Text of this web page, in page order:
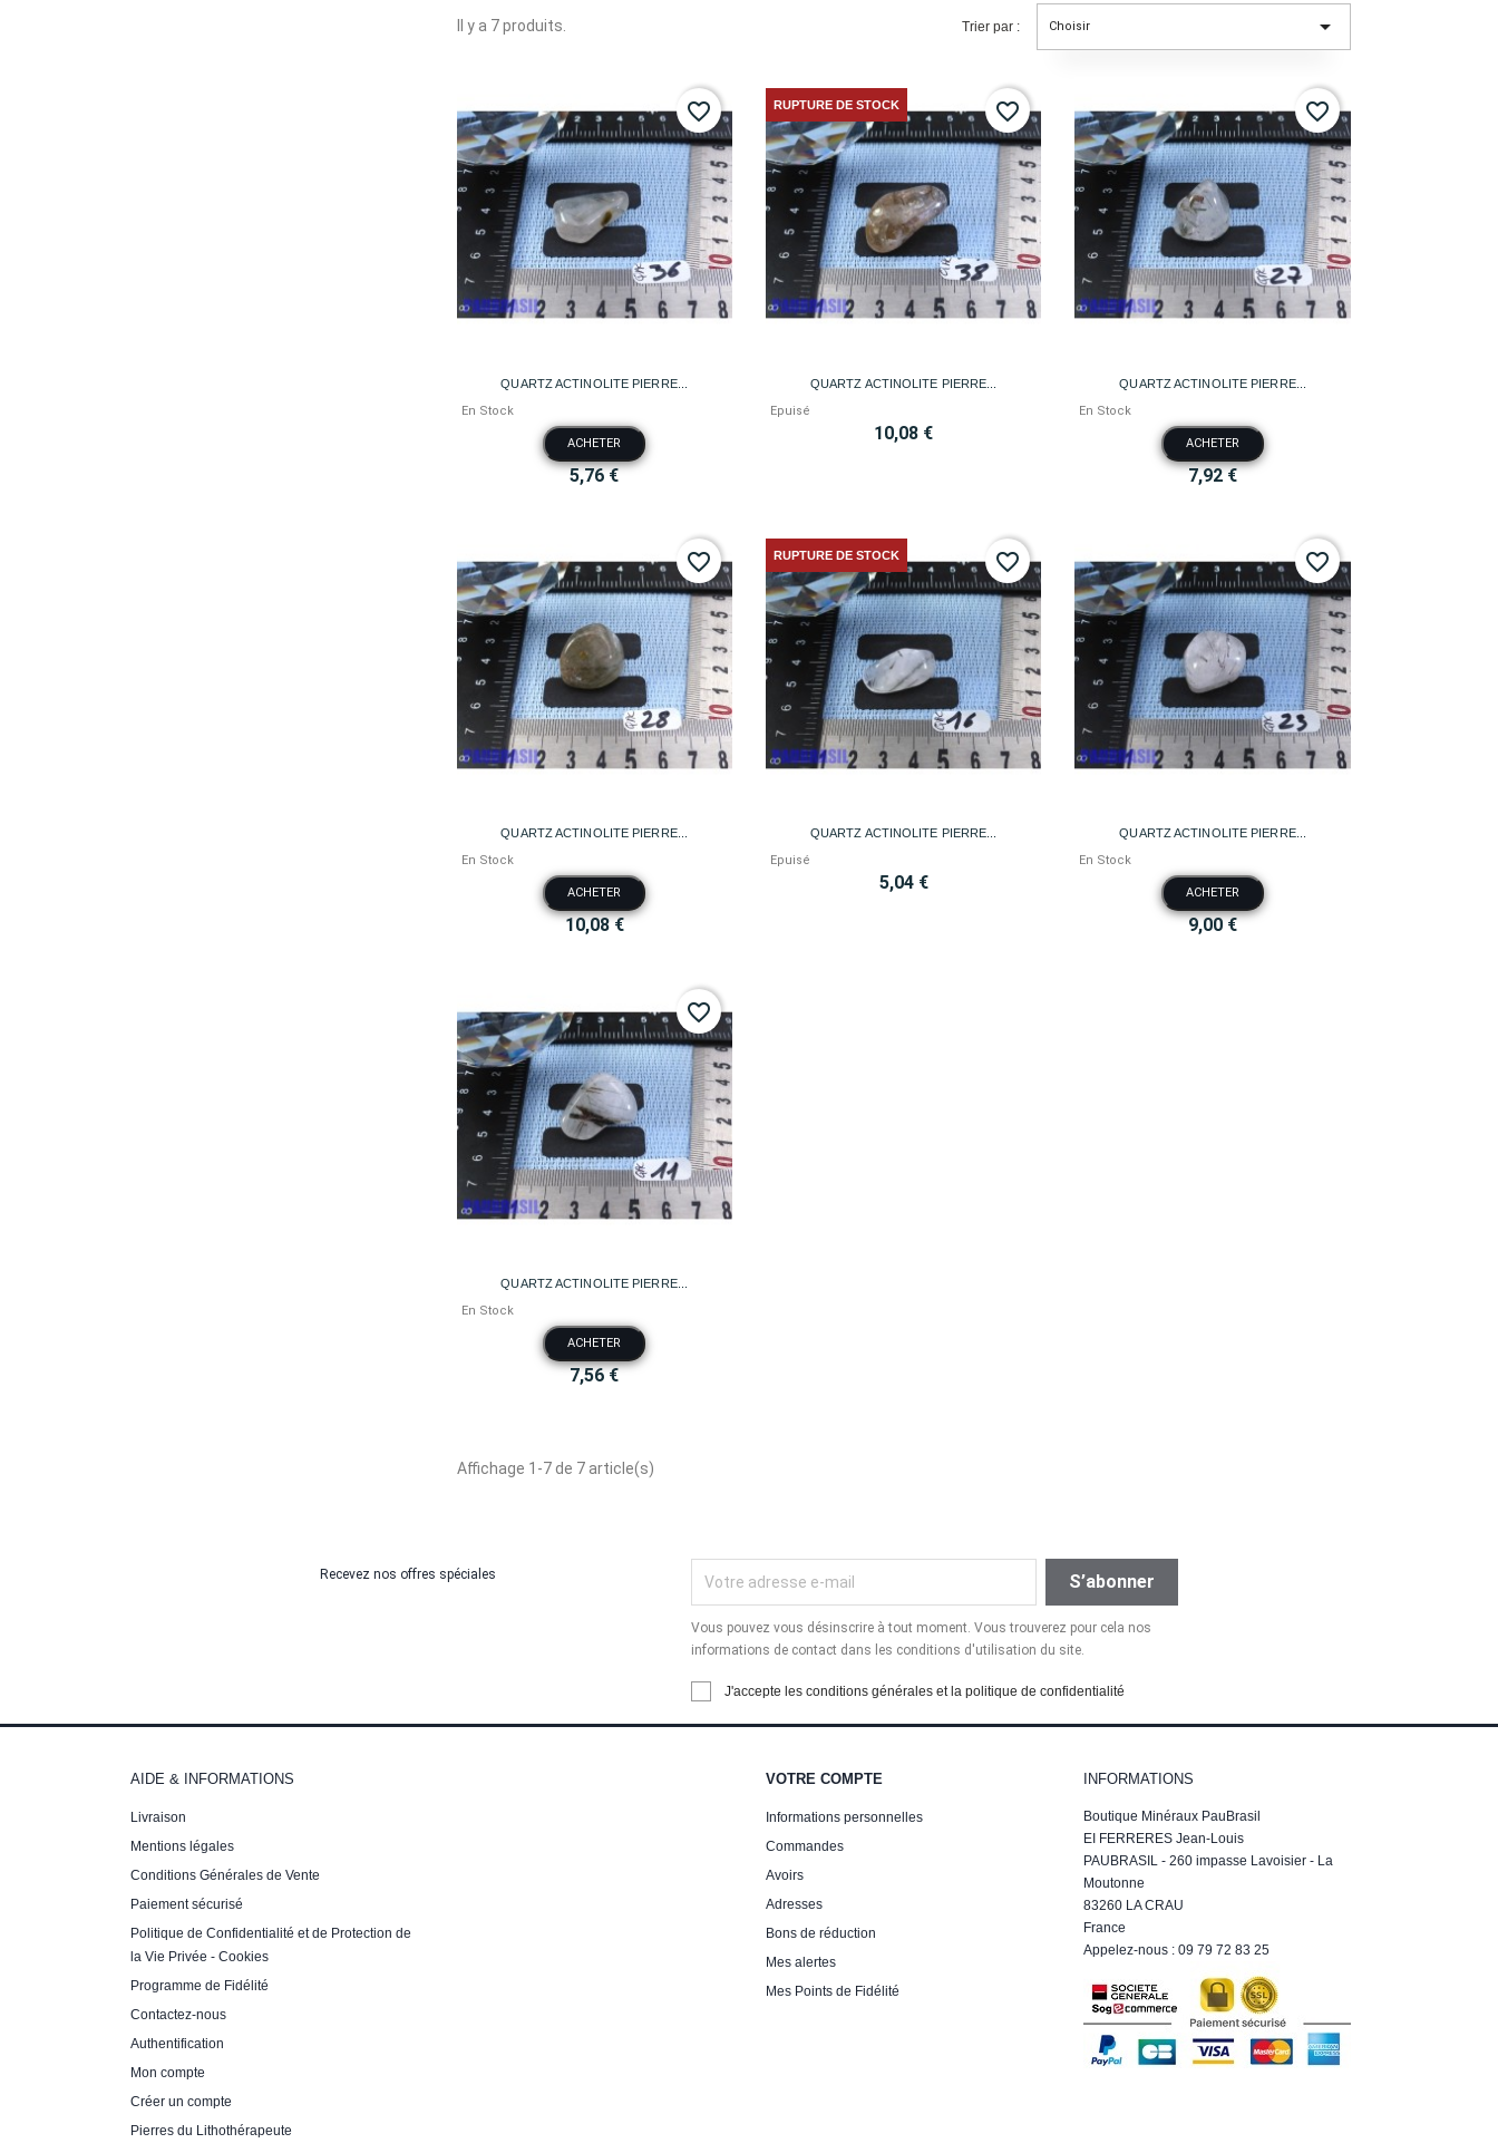
Il y a 7 produits. Trier par : Choisir 
QUARTZ ACTINOLITE PIERRE...
En Stock
ACHETER
5,76 €
Aperçu rapide
favorite_border
QUARTZ ACTINOLITE PIERRE...
Epuisé
10,08 €
RUPTURE DE STOCK
Aperçu rapide
favorite_border
QUARTZ ACTINOLITE PIERRE...
En Stock
ACHETER
7,92 €
Aperçu rapide
favorite_border
QUARTZ ACTINOLITE PIERRE...
En Stock
ACHETER
10,08 €
Aperçu rapide
favorite_border
QUARTZ ACTINOLITE PIERRE...
Epuisé
5,04 €
RUPTURE DE STOCK
Aperçu rapide
favorite_border
QUARTZ ACTINOLITE PIERRE...
En Stock
ACHETER
9,00 €
Aperçu rapide
favorite_border
QUARTZ ACTINOLITE PIERRE...
En Stock
ACHETER
7,56 €
Aperçu rapide
favorite_border
Affichage 1-7 de 7 article(s)
Recevez nos offres spéciales
Vous pouvez vous désinscrire à tout moment. Vous trouverez pour cela nos
informations de contact dans les conditions d'utilisation du site.
J'accepte les conditions générales et la politique de confidentialité
AIDE & INFORMATIONS
Livraison
Mentions légales
Conditions Générales de Vente
Paiement sécurisé
Politique de Confidentialité et de Protection de
la Vie Privée - Cookies
Programme de Fidélité
Contactez-nous
Authentification
Mon compte
Créer un compte
Pierres du Lithothérapeute
VOTRE COMPTE
Informations personnelles
Commandes
Avoirs
Adresses
Bons de réduction
Mes alertes
Mes Points de Fidélité
INFORMATIONS
Boutique Minéraux PauBrasil
EI FERRERES Jean-Louis
PAUBRASIL - 260 impasse Lavoisier - La
Moutonne
83260 LA CRAU
France
Appelez-nous : 09 79 72 83 25